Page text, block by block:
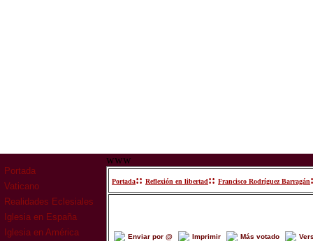
Portada
Vaticano
Realidades Eclesiales
Iglesia en España
Iglesia en América
www
Portada:: Reflexión en libertad:: Francisco Rodríguez Barragán
Enviar por @ Imprimir Más votado